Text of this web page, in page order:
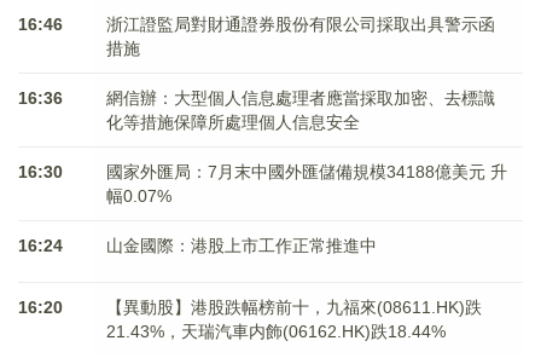
16:46
浙江證監局對財通證券股份有限公司採取出具警示函
措施
16:36
網信辦：大型個人信息處理者應當採取加密、去標識
化等措施保障所處理個人信息安全
16:30
國家外匯局：7月末中國外匯儲備規模34188億美元 升
幅0.07%
16:24 山金國際：港股上市工作正常推進中
16:20
【異動股】港股跌幅榜前十，九福來(08611.HK)跌
21.43%，天瑞汽車内飾(06162.HK)跌18.44%